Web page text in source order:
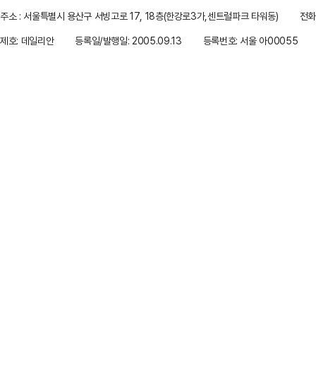
주소 : 서울특별시 용산구 서빙고로 17, 18층(한강로3가,센트럴파크 타워동)
전
제호: 데일리안
등록일/발행일: 2005.09.13 등록번호: 서울 아00055